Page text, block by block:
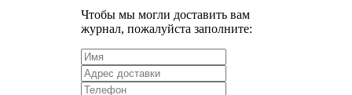
Чтобы мы могли доставить вам
журнал, пожалуйста заполните: